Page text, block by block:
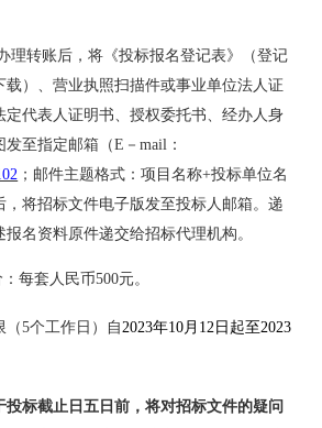
理转账后，将《投标报名登记表》（登记
载）、营业执照扫描件或事业单位法人证
定代表人证明书、授权委托书、经办人身
发至指定邮箱（E－mail：
；邮件主题格式：项目名称+投标单位名
，将招标文件电子版发至投标人邮箱。递
名资料原件递交给招标代理机构。
每套人民币500元。
（5个工作日）自2023年10月 12 日起至2023
标截止日五日前，将对招标文件的疑问